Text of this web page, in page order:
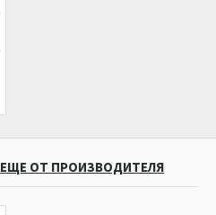
ЕЩЕ ОТ ПРОИЗВОДИТЕЛЯ